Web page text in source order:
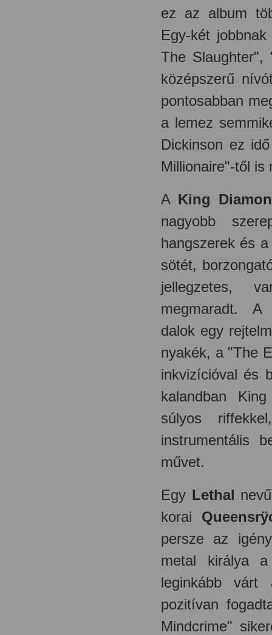
ez az album
Egy-két
The Slaughter",
középszerű
pontosabban
a lemez
Dickinson ez
Millionaire"-től is
A King
nagyobb
hangszerek és
sötét,
jellegzetes,
megmaradt. A
dalok egy
nyakék, a "The
inkvizícióval és
kalandban
súlyos
instrumentális
művet.
Egy Lethal
korai
persze az
metal királya
leginkább várt
pozitívan
Mindcrime"